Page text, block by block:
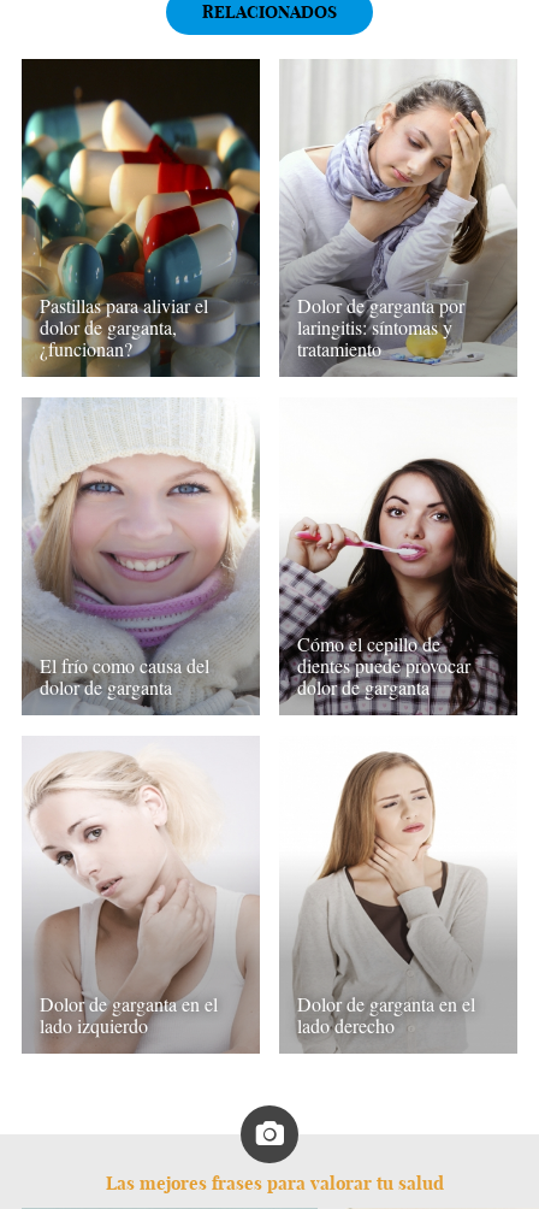
RELACIONADOS
Pastillas para aliviar el
dolor de garganta,
¿funcionan?
Dolor de garganta por
laringitis: síntomas y
tratamiento
El frío como causa del
dolor de garganta
Cómo el cepillo de
dientes puede provocar
dolor de garganta
Dolor de garganta en el
lado izquierdo
Dolor de garganta en el
lado derecho
Las mejores frases para valorar tu salud